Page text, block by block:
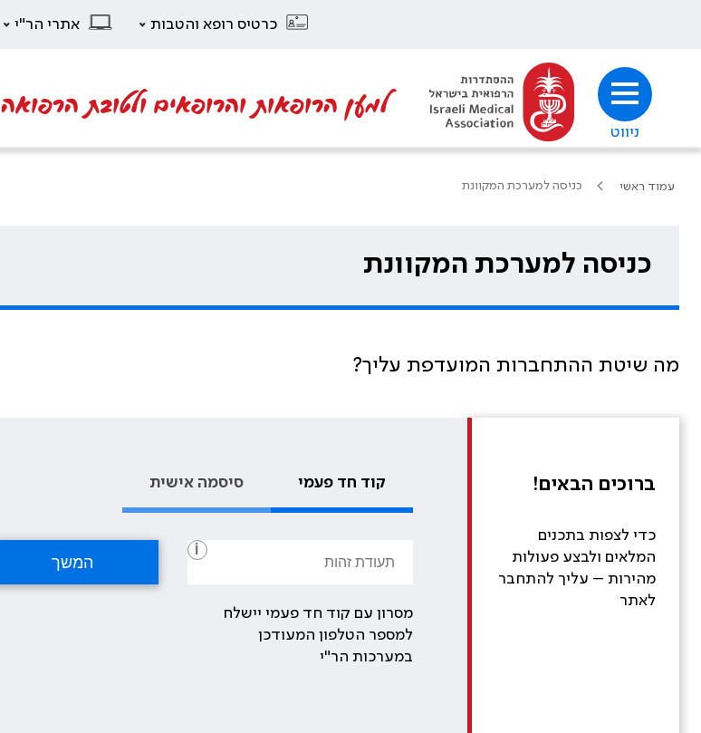
כרטיס רופא והטבות אתרי הר"י
ניווט
למען הרופאות והרופאים ולטובת הרפואה
עמוד ראשי כניסה למערכת המקוונת
כניסה למערכת המקוונת
מה שיטת ההתחברות המועדפת עליך?
ברוכים הבאים!
כדי לצפות בתכנים
המלאים ולבצע פעולות
מהירות – עליך להתחבר
לאתר
קוד חד פעמי סיסמה אישית
i
מסרון עם קוד חד פעמי יישלח
למספר הטלפון המעודכן
במערכות הר"י